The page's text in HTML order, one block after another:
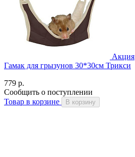
Акция
Гамак для грызунов 30*30см Трикси
779 р.
Сообщить о поступлении
Товар в корзине
В корзину